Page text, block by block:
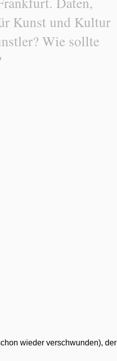
Kunst und Kultur
Wie sollte
wieder verschwunden), der